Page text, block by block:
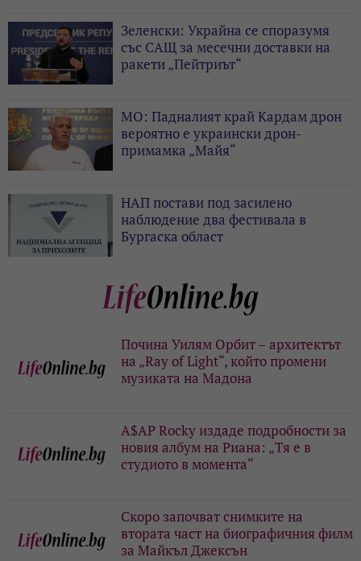
Зеленски: Украйна се споразумя
със САЩ за месечни доставки на
ракети „Пейтриът“
МО: Падналият край Кардам дрон
вероятно е украински дрон-
примамка „Майя“
НАП постави под засилено
наблюдение два фестивала в
Бургаска област
Почина Уилям Орбит – архитектът
на „Ray of Light“, който промени
музиката на Мадона
A$AP Rocky издаде подробности за
новия албум на Риана: „Тя е в
студиото в момента“
Скоро започват снимките на
втората част на биографичния филм
за Майкъл Джексън